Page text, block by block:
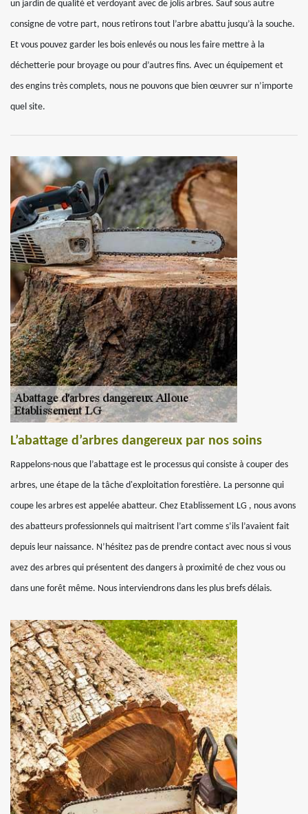
un jardin de qualité et verdoyant avec de jolis arbres. Sauf sous autre
consigne de votre part, nous retirons tout l’arbre abattu jusqu’à la souche.
Et vous pouvez garder les bois enlevés ou nous les faire mettre à la
déchetterie pour broyage ou pour d’autres fins. Avec un équipement et
des engins très complets, nous ne pouvons que bien œuvrer sur n’importe
quel site.
L’abattage d’arbres dangereux par nos soins
Rappelons-nous que l’abattage est le processus qui consiste à couper des
arbres, une étape de la tâche d'exploitation forestière. La personne qui
coupe les arbres est appelée abatteur. Chez Etablissement LG , nous avons
des abatteurs professionnels qui maitrisent l’art comme s’ils l’avaient fait
depuis leur naissance. N’hésitez pas de prendre contact avec nous si vous
avez des arbres qui présentent des dangers à proximité de chez vous ou
dans une forêt même. Nous interviendrons dans les plus brefs délais.